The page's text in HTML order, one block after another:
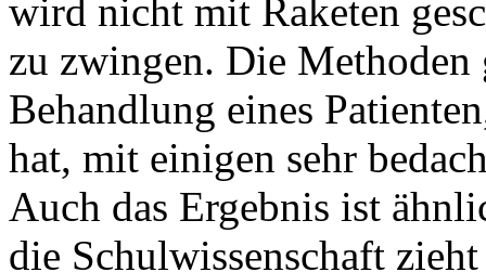
wird nicht mit Raketen
zu zwingen. Die
Behandlung eines
hat, mit einigen sehr
Auch das Ergebnis ist
die Schulwissenschaft